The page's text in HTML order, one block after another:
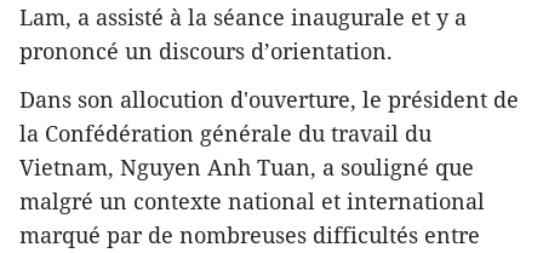
Lam, a assisté à la séance inaugurale et y a
prononcé un discours d’orientation.
Dans son allocution d'ouverture, le président de
la Confédération générale du travail du
Vietnam, Nguyen Anh Tuan, a souligné que
malgré un contexte national et international
marqué par de nombreuses difficultés entre